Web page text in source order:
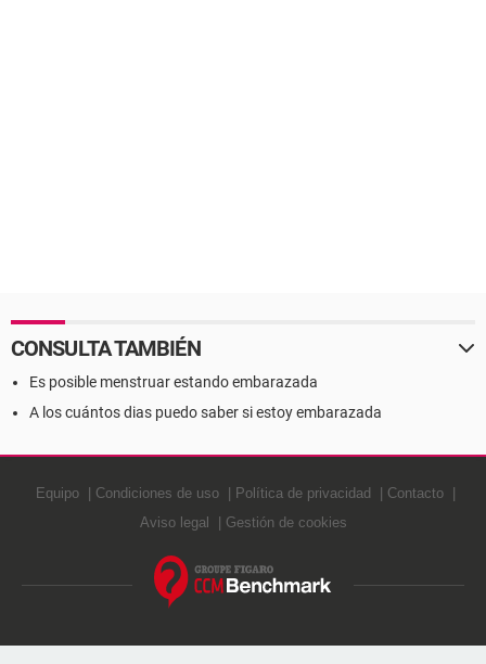
CONSULTA TAMBIÉN
Es posible menstruar estando embarazada
A los cuántos dias puedo saber si estoy embarazada
Equipo Condiciones de uso Política de privacidad
Contacto
Aviso legal
Gestión de cookies